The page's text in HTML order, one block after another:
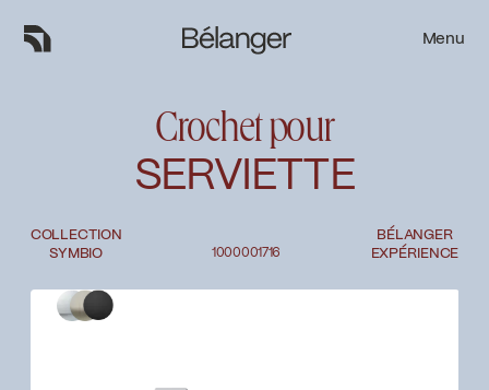
Menu
Menu
COLLECTION
SYMBIO
Crochet pour
SERVIETTE
BÉLANGER
EXPÉRIENCE
1000001716
Type de finition